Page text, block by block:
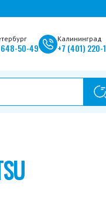
648-50-49
Калининград
+7 (401) 220-